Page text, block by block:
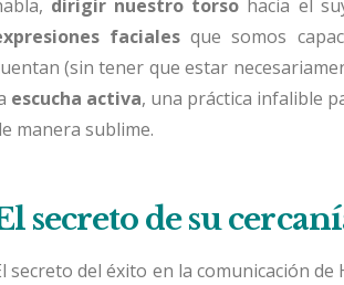
dirigir nuestro torso hacia el
facialesque somos
(sin tener que estar
escucha activa, una práctica infalible
manera sublime.
secreto de su
secreto del éxito en la comunicación